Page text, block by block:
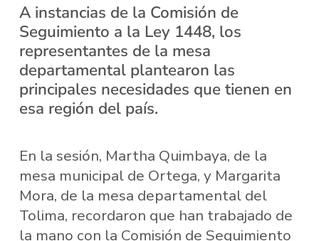
A instancias de la Comisión de
Seguimiento a la Ley 1448, los
representantes de la mesa
departamental plantearon las
principales necesidades que tienen en
esa región del país.
En la sesión, Martha Quimbaya, de la
mesa municipal de Ortega, y Margarita
Mora, de la mesa departamental del
Tolima, recordaron que han trabajado de
la mano con la Comisión de Seguimiento